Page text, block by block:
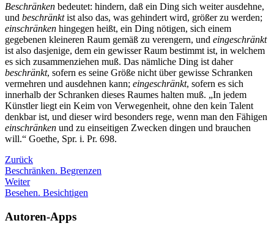
Beschränken bedeutet: hindern, daß ein Ding sich weiter ausdehne,
und beschränktist also das, was gehindert wird, größer zu werden;
einschränken hingegen heißt, ein Ding nötigen, sich einem
gegebenen kleineren Raum gemäß zu verengern, und eingeschränkt
ist also dasjenige, dem ein gewisser Raum bestimmt ist, in welchem
es sich zusammenziehen muß. Das nämliche Ding ist daher
beschränkt, sofern es seine Größe nicht über gewisse Schranken
vermehren und ausdehnen kann; eingeschränkt, sofern es sich
innerhalb der Schranken dieses Raumes halten muß. „In jedem
Künstler liegt ein Keim von Verwegenheit, ohne den kein Talent
denkbar ist, und dieser wird besonders rege, wenn man den Fähigen
einschränken und zu einseitigen Zwecken dingen und brauchen
will.“ Goethe, Spr. i. Pr. 698.
Zurück
Beschränken. Begrenzen
Weiter
Besehen. Besichtigen
Autoren-Apps